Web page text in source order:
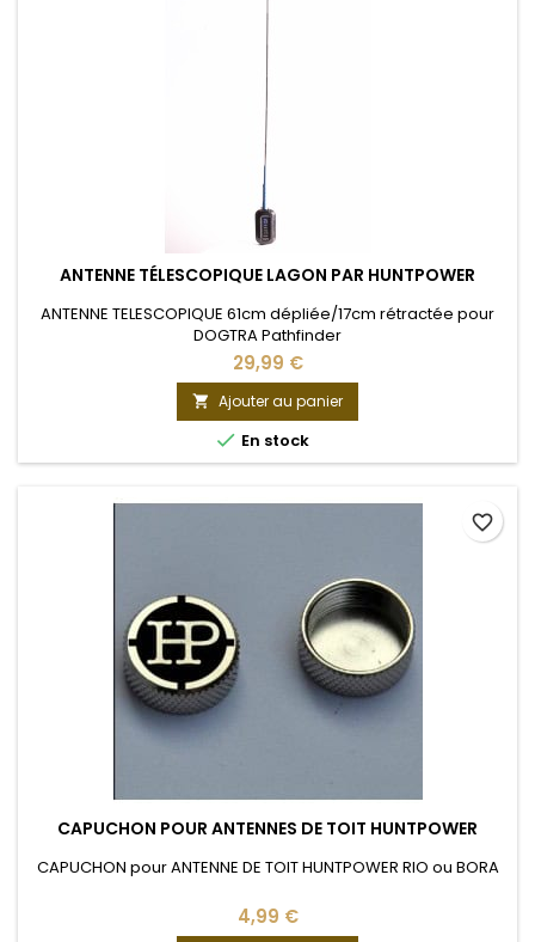
ANTENNE TÉLESCOPIQUE LAGON PAR HUNTPOWER
ANTENNE TELESCOPIQUE 61cm dépliée/17cm rétractée pour
DOGTRA Pathfinder
29,99 €
 Ajouter au panier
 En stock
CAPUCHON POUR ANTENNES DE TOIT HUNTPOWER
CAPUCHON pour ANTENNE DE TOIT HUNTPOWER RIO ou BORA
4,99 €
favorite_border